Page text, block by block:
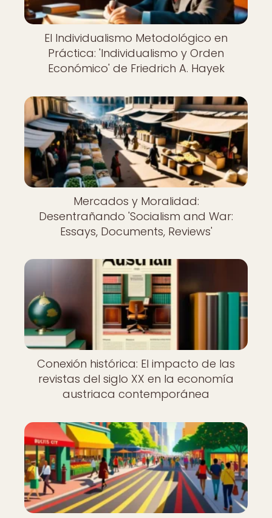
El Individualismo Metodológico en
Práctica: 'Individualismo y Orden
Económico' de Friedrich A. Hayek
Mercados y Moralidad:
Desentrañando 'Socialism and War:
Essays, Documents, Reviews'
Conexión histórica: El impacto de las
revistas del siglo XX en la economía
austriaca contemporánea